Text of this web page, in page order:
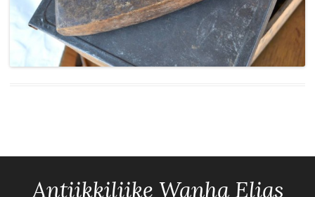
Antiikkiliike Wanha Elias